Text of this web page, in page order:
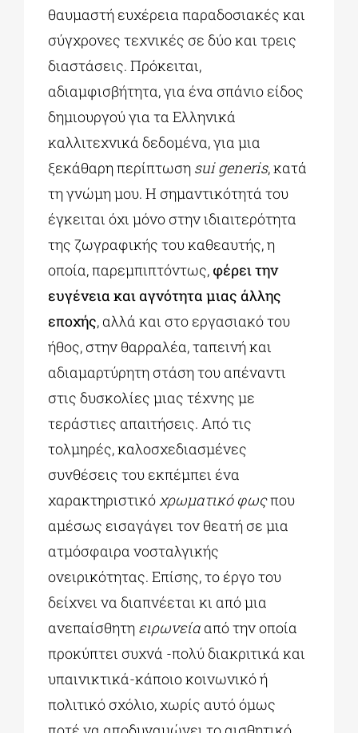
θαυμαστή ευχέρεια παραδοσιακές και
σύγχρονες τεχνικές σε δύο και τρεις
διαστάσεις. Πρόκειται,
αδιαμφισβήτητα, για ένα σπάνιο είδος
δημιουργού για τα Ελληνικά
καλλιτεχνικά δεδομένα, για μια
ξεκάθαρη περίπτωση sui generis, κατά
τη γνώμη μου. Η σημαντικότητά του
έγκειται όχι μόνο στην ιδιαιτερότητα
της ζωγραφικής του καθεαυτής, η
οποία, παρεμπιπτόντως,φέρει την
ευγένεια και αγνότητα μιας άλλης
εποχής, αλλά και στο εργασιακό του
ήθος, στην θαρραλέα, ταπεινή και
αδιαμαρτύρητη στάση του απέναντι
στις δυσκολίες μιας τέχνης με
τεράστιες απαιτήσεις. Από τις
τολμηρές, καλοσχεδιασμένες
συνθέσεις του εκπέμπει ένα
χαρακτηριστικόχρωματικό φωςπου
αμέσως εισαγάγει τον θεατή σε μια
ατμόσφαιρα νοσταλγικής
ονειρικότητας. Επίσης, το έργο του
δείχνει να διαπνέεται κι από μια
ανεπαίσθητη ειρωνεία από την οποία
προκύπτει συχνά -πολύ διακριτικά και
υπαινικτικά-κάποιο κοινωνικό ή
πολιτικό σχόλιο, χωρίς αυτό όμως